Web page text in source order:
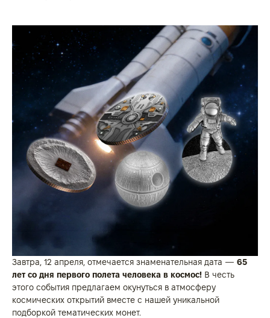
Завтра, 12 апреля, отмечается знаменательная дата — 65
лет со дня первого полета человека в космос! В честь
этого события предлагаем окунуться в атмосферу
космических открытий вместе с нашей уникальной
подборкой тематических монет.